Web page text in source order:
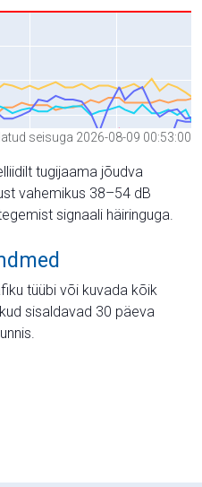
seisuga 2026-08-09 00:53:00
tugijaama jõudva
vahemikus 38–54 dB
signaali häiringuga.
tüübi või kuvada kõik
sisaldavad 30 päeva